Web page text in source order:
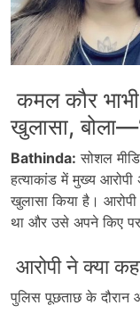
कमल कौर
खुलासा,
Bathinda: सोशल
हत्याकांड में मुख्य
खुलासा किया है। आरोपी
था और उसे अपने किए पर
आरोपी ने क्या
पुलिस पूछताछ के दौरान